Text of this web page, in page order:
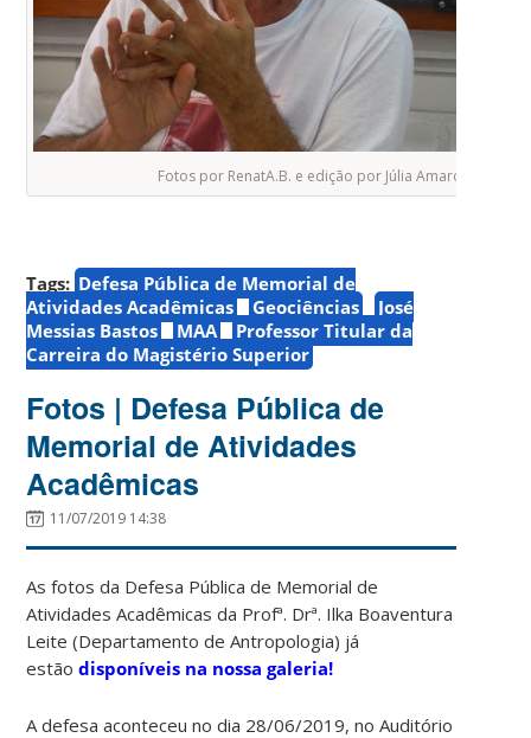
Fotos por RenatA.B. e edição por Júlia Amaro (
Tags: Defesa Pública de Memorial de
Atividades Acadêmicas
Geociências
José
Messias Bastos
MAA
Professor Titular da
Carreira do Magistério Superior
Fotos | Defesa Pública de
Memorial de Atividades
Acadêmicas
11/07/2019 14:38
As fotos da Defesa Pública de Memorial de
Atividades Acadêmicas da Profª. Drª. Ilka Boaventura
Leite (Departamento de Antropologia) já
estãodisponíveis na nossa galeria!
A defesa aconteceu no dia 28/06/2019, no Auditório